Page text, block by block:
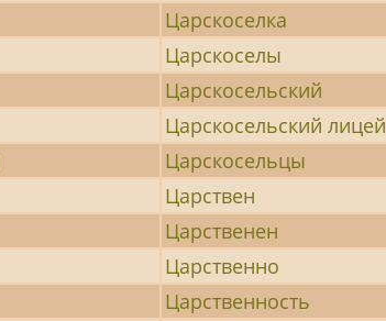
Царскоселка
Царскоселы
Царскосельский
Царскосельский лицей
Царскосельцы
Царствен
Царственен
Царственно
Царственность